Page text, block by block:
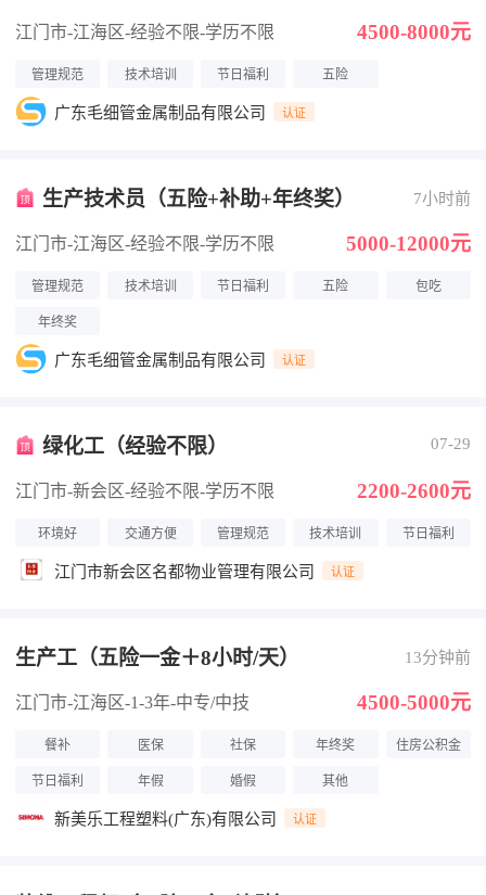
江门市-江海区-经验不限-学历不限 4500-8000元
管理规范 技术培训 节日福利 五险
广东毛细管金属制品有限公司 认证
生产技术员（五险+补助+年终奖） 7小时前
江门市-江海区-经验不限-学历不限 5000-12000元
管理规范 技术培训 节日福利 五险 包吃
年终奖
广东毛细管金属制品有限公司 认证
绿化工（经验不限） 07-29
江门市-新会区-经验不限-学历不限 2200-2600元
环境好 交通方便 管理规范 技术培训 节日福利
江门市新会区名都物业管理有限公司 认证
生产工（五险一金＋8小时/天） 13分钟前
江门市-江海区-1-3年-中专/中技 4500-5000元
餐补 医保 社保 年终奖 住房公积金
节日福利 年假 婚假 其他
新美乐工程塑料(广东)有限公司 认证